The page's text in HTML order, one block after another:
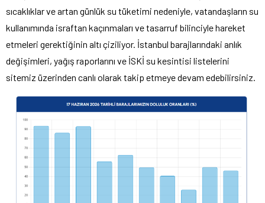
sıcaklıklar ve artan günlük su tüketimi nedeniyle, vatandaşların su
kullanımında israftan kaçınmaları ve tasarruf bilinciyle hareket
etmeleri gerektiğinin altı çiziliyor. İstanbul barajlarındaki anlık
değişimleri, yağış raporlarını ve İSKİ su kesintisi listelerini
sitemiz üzerinden canlı olarak takip etmeye devam edebilirsiniz.